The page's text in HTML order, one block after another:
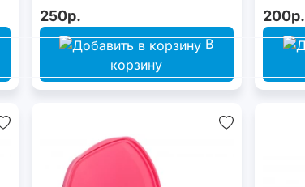
250р.
В
корзину
200р.